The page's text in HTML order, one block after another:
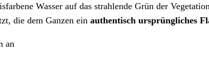
Wasser auf das strahlende Grün der
die dem Ganzen ein authentisch ursprüngliches
an